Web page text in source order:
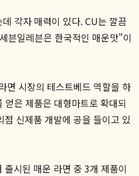
각자 매력이 있다. CU는 깔끔
븐일레븐은 한국적인 매운맛"이
면 시장의 테스트베드 역할을 하
은 제품은 대형마트로 확대되
신제품 개발에 공을 들이고 있
시된 매운 라면 중 3개 제품이